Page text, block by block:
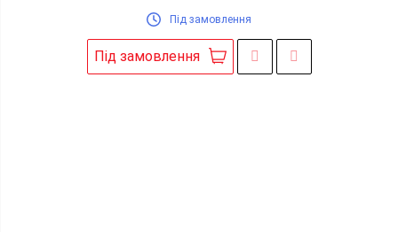
Під замовлення
Під замовлення